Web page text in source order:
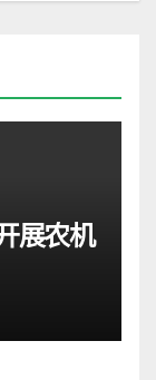
展农机